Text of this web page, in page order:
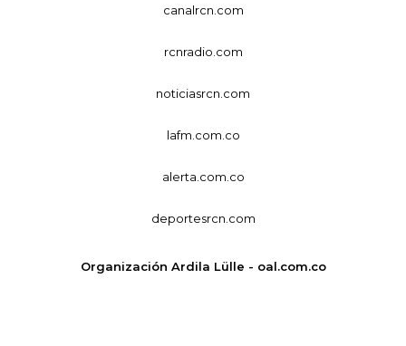
canalrcn.com
rcnradio.com
noticiasrcn.com
lafm.com.co
alerta.com.co
deportesrcn.com
Organización Ardila Lülle - oal.com.co